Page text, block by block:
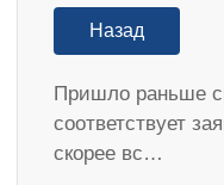
Назад
Пришло раньше
соответствует
скорее вс…